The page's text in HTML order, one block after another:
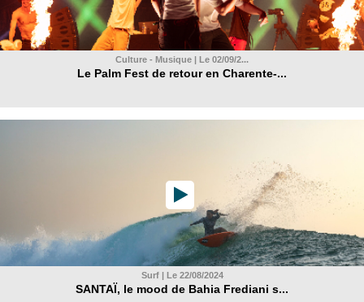
Culture - Musique | Le 02/09/2...
Le Palm Fest de retour en Charente-...
Surf | Le 22/08/2024
SANTAÏ, le mood de Bahia Frediani s...